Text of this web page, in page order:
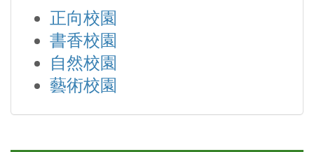
正向校園
書香校園
自然校園
藝術校園